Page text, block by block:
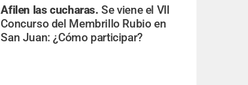
Afilen las cucharas.Se viene el VII
Concurso del Membrillo Rubio en
San Juan: ¿Cómo participar?